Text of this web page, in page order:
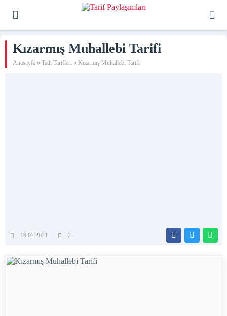
Kızarmış Muhallebi Tarifi
Anasayfa » Tatlı Tarifleri » Kızarmış Muhallebi Tarifi
16.07.2021 2